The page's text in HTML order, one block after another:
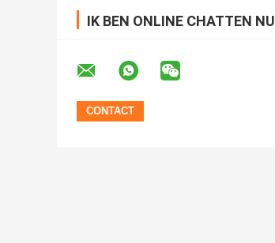
IK BEN ONLINE CHATTEN NU